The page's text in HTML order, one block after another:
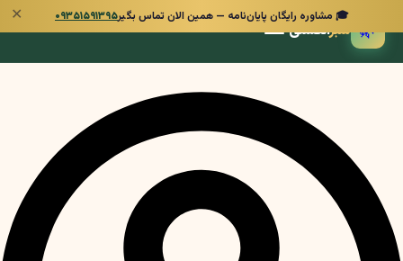
🎓 مشاوره رایگان پایان‌نامه — همین الان تماس بگیر۰۹۳۵۱۵۹۱۳۹۵ ✕
🌿 سبزانگشتی